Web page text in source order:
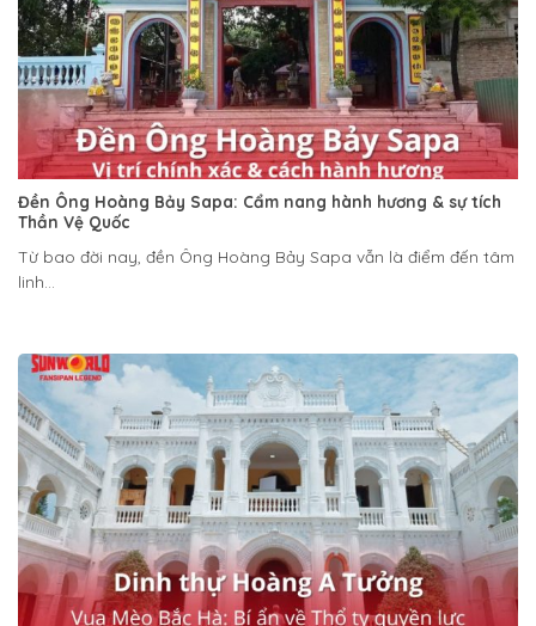
Đền Ông Hoàng Bảy Sapa: Cẩm nang hành hương & sự tích
Thần Vệ Quốc
Từ bao đời nay, đền Ông Hoàng Bảy Sapa vẫn là điểm đến tâm
linh...